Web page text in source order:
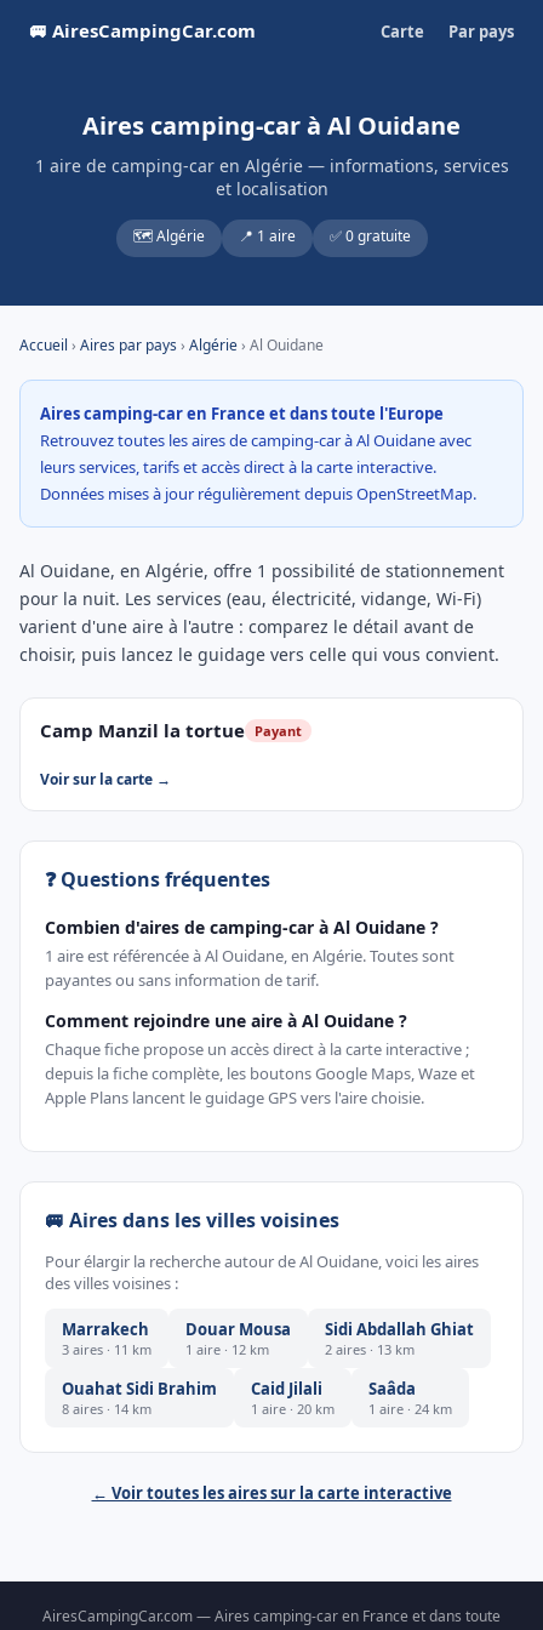
🚐 AiresCampingCar.com Carte Par pays
Aires camping-car à Al Ouidane
1 aire de camping-car en Algérie — informations, services
et localisation
🗺️ Algérie 📍 1 aire ✅ 0 gratuite
Accueil › Aires par pays› Algérie› Al Ouidane
Aires camping-car en France et dans toute l'Europe
Retrouvez toutes les aires de camping-car à Al Ouidane avec
leurs services, tarifs et accès direct à la carte interactive.
Données mises à jour régulièrement depuis OpenStreetMap.
Al Ouidane, en Algérie, offre 1 possibilité de stationnement
pour la nuit. Les services (eau, électricité, vidange, Wi-Fi)
varient d'une aire à l'autre : comparez le détail avant de
choisir, puis lancez le guidage vers celle qui vous convient.
Camp Manzil la tortue Payant
Voir sur la carte →
❓ Questions fréquentes
Combien d'aires de camping-car à Al Ouidane ?
1 aire est référencée à Al Ouidane, en Algérie. Toutes sont
payantes ou sans information de tarif.
Comment rejoindre une aire à Al Ouidane ?
Chaque fiche propose un accès direct à la carte interactive ;
depuis la fiche complète, les boutons Google Maps, Waze et
Apple Plans lancent le guidage GPS vers l'aire choisie.
🚐 Aires dans les villes voisines
Pour élargir la recherche autour de Al Ouidane, voici les aires
des villes voisines :
Marrakech
3 aires · 11 km
Douar Mousa
1 aire · 12 km
Sidi Abdallah Ghiat
2 aires · 13 km
Ouahat Sidi Brahim
8 aires · 14 km
Caid Jilali
1 aire · 20 km
Saâda
1 aire · 24 km
← Voir toutes les aires sur la carte interactive
AiresCampingCar.com — Aires camping-car en France et dans toute